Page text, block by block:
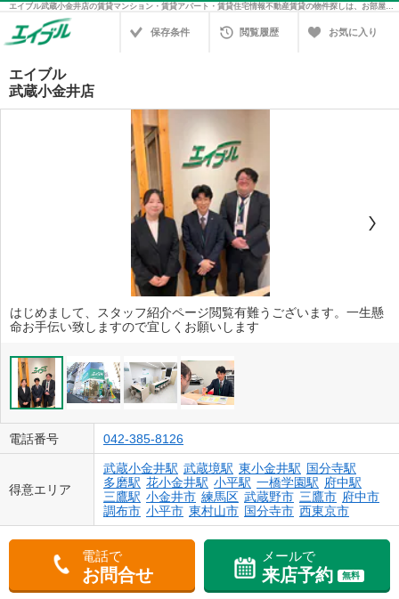
エイブル武蔵小金井店の賃貸マンション・賃貸アパート・賃貸住宅情報不動産賃貸の物件探しは、お部屋探しのエイブル
保存条件 閲覧履歴 お気に入り
エイブル
武蔵小金井店
はじめまして、スタッフ紹介ページ閲覧有難うございます。一生懸
命お手伝い致しますので宜しくお願いします
電話番号 042-385-8126
得意エリア
武蔵小金井駅 武蔵境駅 東小金井駅 国分寺駅
多磨駅 花小金井駅 小平駅 一橋学園駅 府中駅
三鷹駅 小金井市 練馬区 武蔵野市 三鷹市 府中市
調布市 小平市 東村山市 国分寺市 西東京市
電話で
お問合せ
メールで
来店予約 無料